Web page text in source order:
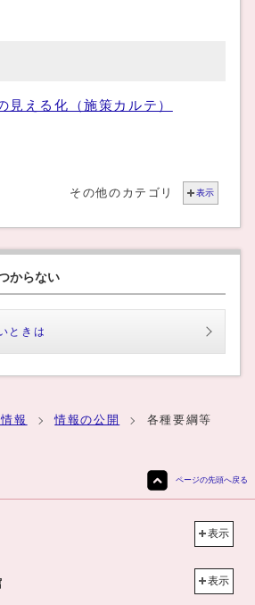
見える化（施策カルテ）
その他のカテゴリ 表示
からない
ときは
報 情報の公開 各種要綱等
ページの先頭へ戻る
表示
表示